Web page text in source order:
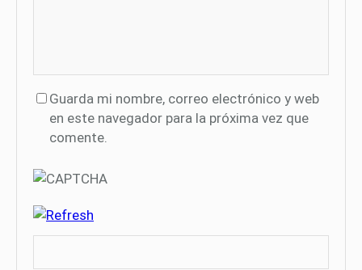
Guarda mi nombre, correo electrónico y web
en este navegador para la próxima vez que
comente.